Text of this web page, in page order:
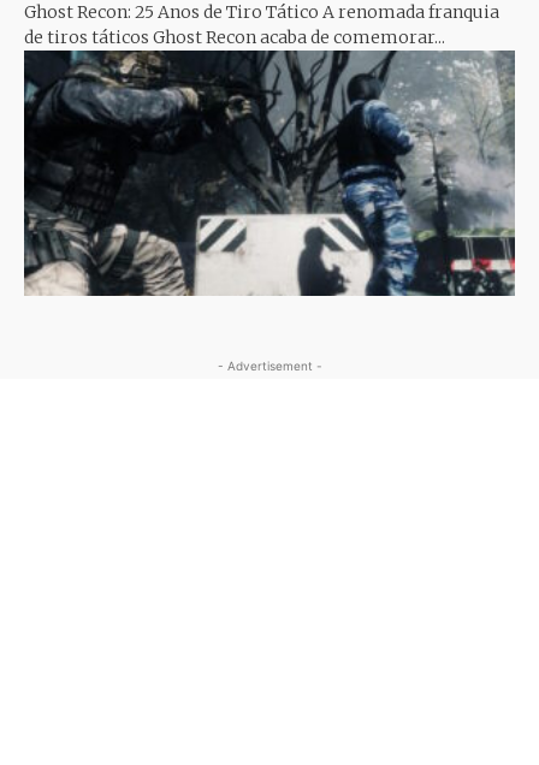
Ghost Recon: 25 Anos de Tiro Tático A renomada franquia
de tiros táticos Ghost Recon acaba de comemorar...
- Advertisement -